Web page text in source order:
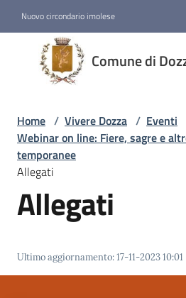
Nuovo circondario imolese
Comune di
Comune
di
Dozza
Amministrazione
Novità
Home / Vivere Dozza / Eventi
Webinar on line: Fiere, sagre e
temporanee
Allegati
Allegati
Ultimo aggiornamento:17-11-2023 10:01